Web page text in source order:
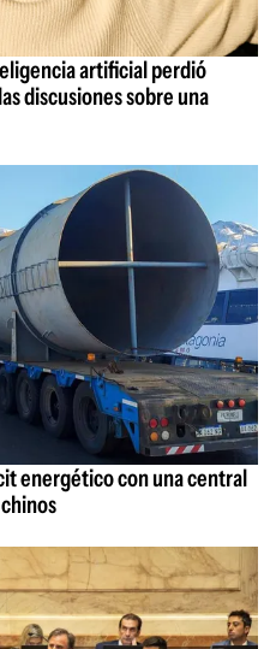
artificial perdió
discusiones sobre una
energético con una central